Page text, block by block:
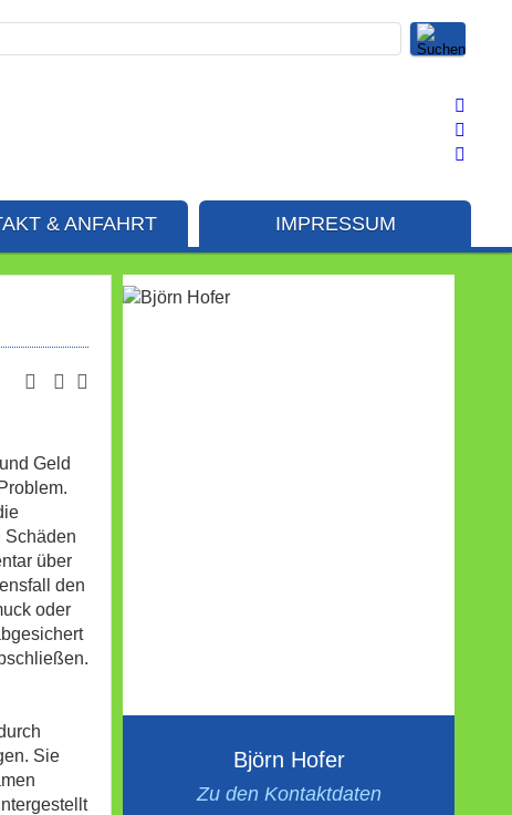
& ANFAHRT IMPRESSUM
Björn Hofer
Zu den Kontaktdaten
Geld
Schäden
über
den
oder
Sie